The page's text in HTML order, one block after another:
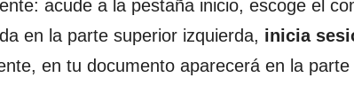
acude a la pestaña inicio, escoge el
en la parte superior izquierda, inicia
en tu documento aparecerá en la